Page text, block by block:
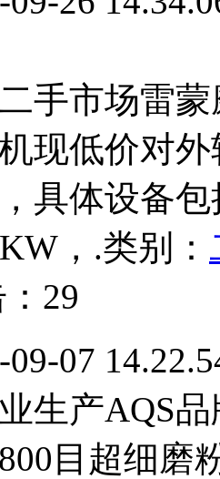
手市场雷
现低价对
具体设备
，.类别：
29
07
生产AQS
目超细磨